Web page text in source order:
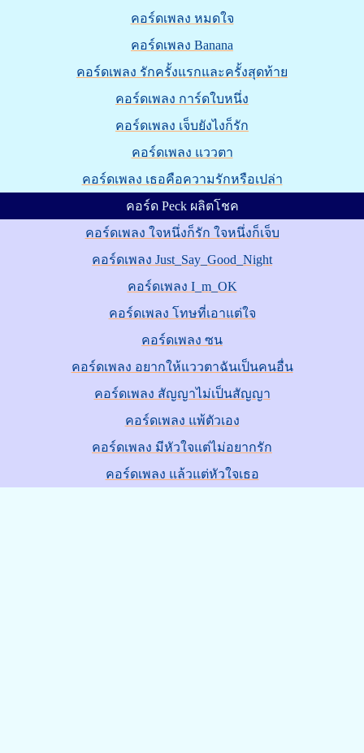
คอร์ดเพลง หมดใจ
คอร์ดเพลง Banana
คอร์ดเพลง รักครั้งแรกและครั้งสุดท้าย
คอร์ดเพลง การ์ดใบหนึ่ง
คอร์ดเพลง เจ็บยังไงก็รัก
คอร์ดเพลง แววตา
คอร์ดเพลง เธอคือความรักหรือเปล่า
คอร์ด Peck ผลิตโชค
คอร์ดเพลง ใจหนึ่งก็รัก ใจหนึ่งก็เจ็บ
คอร์ดเพลง Just_Say_Good_Night
คอร์ดเพลง I_m_OK
คอร์ดเพลง โทษที่เอาแต่ใจ
คอร์ดเพลง ซน
คอร์ดเพลง อยากให้แววตาฉันเป็นคนอื่น
คอร์ดเพลง สัญญาไม่เป็นสัญญา
คอร์ดเพลง แพ้ตัวเอง
คอร์ดเพลง มีหัวใจแต่ไม่อยากรัก
คอร์ดเพลง แล้วแต่หัวใจเธอ